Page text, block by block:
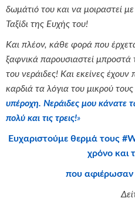
δωμάτιό του και να μοιραστεί
Ταξίδι της Ευχής του!
Και πλέον, κάθε φορά που
ξαφνικά παρουσιαστεί μπροστά
του νεράιδες! Και εκείνες
καρδιά τα λόγια του μικρού
υπέροχη. Νεράιδες μου κάνατε
πολύ και τις τρεις!»
Ευχαριστούμε θερμά τους
χρόνο και
που